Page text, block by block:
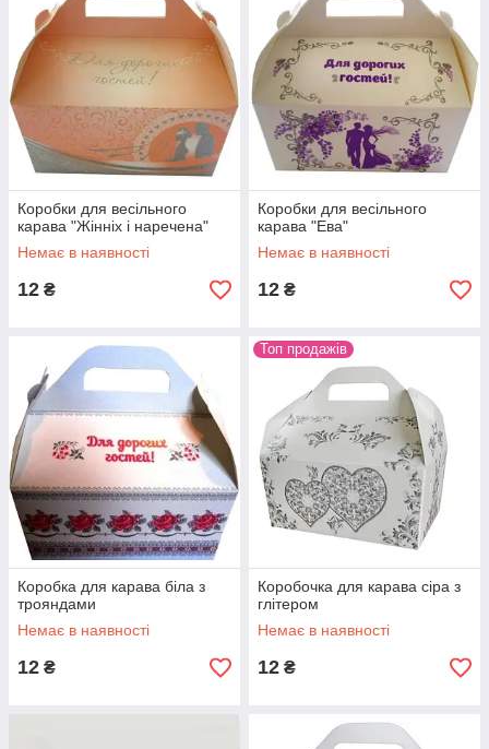
Коробки для весільного
карава "Жінніх і наречена"
Немає в наявності
12 ₴
Коробки для весільного
карава "Ева"
Немає в наявності
12 ₴
Коробка для карава біла з
трояндами
Немає в наявності
12 ₴
Топ продажів
Коробочка для карава сіра з
глітером
Немає в наявності
12 ₴